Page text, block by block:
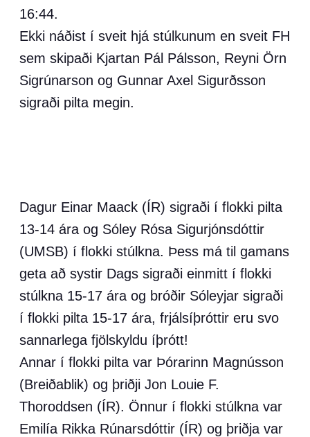
16:44.
Ekki náðist í sveit hjá stúlkunum en sveit FH
sem skipaði Kjartan Pál Pálsson, Reyni Örn
Sigrúnarson og Gunnar Axel Sigurðsson
sigraði pilta megin.
Dagur Einar Maack (ÍR) sigraði í flokki pilta
13-14 ára og Sóley Rósa Sigurjónsdóttir
(UMSB) í flokki stúlkna. Þess má til gamans
geta að systir Dags sigraði einmitt í flokki
stúlkna 15-17 ára og bróðir Sóleyjar sigraði
í flokki pilta 15-17 ára, frjálsíþróttir eru svo
sannarlega fjölskyldu íþrótt!
Annar í flokki pilta var Þórarinn Magnússon
(Breiðablik) og þriðji Jon Louie F.
Thoroddsen (ÍR). Önnur í flokki stúlkna var
Emilía Rikka Rúnarsdóttir (ÍR) og þriðja var